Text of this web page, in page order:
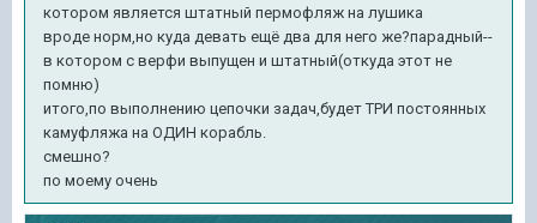
котором является штатный пермофляж на лушика
вроде норм,но куда девать ещё два для него же?парадный--
в котором с верфи выпущен и штатный(откуда этот не
помню)
итого,по выполнению цепочки задач,будет ТРИ постоянных
камуфляжа на ОДИН корабль.
смешно?
по моему очень